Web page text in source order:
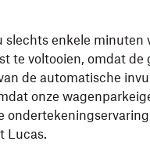
slechts enkele minuten
te voltooien, omdat de
de automatische
onze
Lucas.